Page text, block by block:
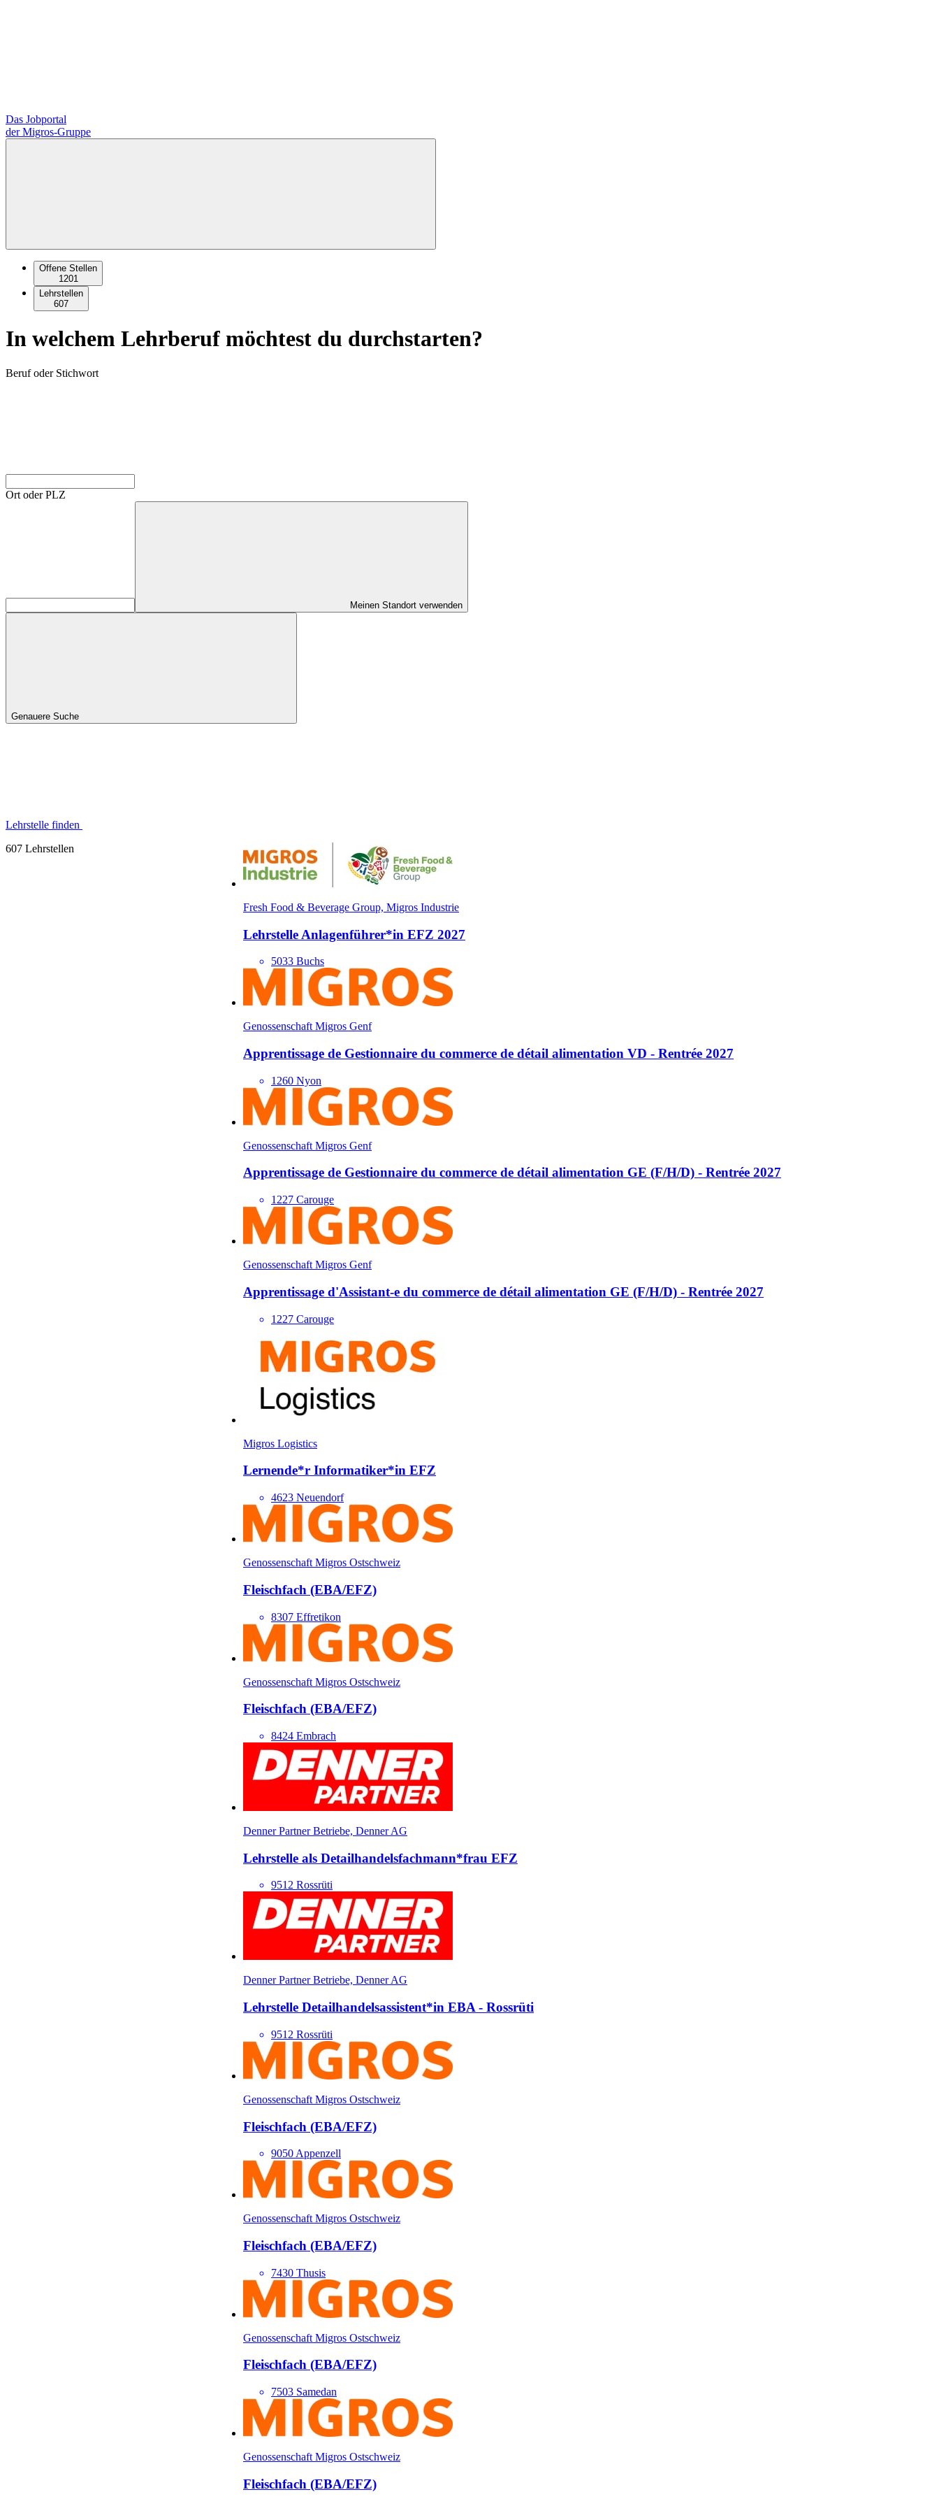
Das Jobportal
der Migros-Gruppe
Offene Stellen
1201
Lehrstellen
607
In welchem Lehrberuf möchtest du durchstarten?
Beruf oder Stichwort
Ort oder PLZ
Meinen Standort verwenden
Genauere Suche
Lehrstelle finden
607 Lehrstellen
Fresh Food & Beverage Group, Migros Industrie
Lehrstelle Anlagenführer*​in EFZ 2027
5033 Buchs
Genossenschaft Migros Genf
Apprentissage de Gestionnaire du commerce de détail alimentation VD - Rentrée 2027
1260 Nyon
Genossenschaft Migros Genf
Apprentissage de Gestionnaire du commerce de détail alimentation GE (F/​H/​D) - Rentrée 2027
1227 Carouge
Genossenschaft Migros Genf
Apprentissage d'Assistant-e du commerce de détail alimentation GE (F/​H/​D) - Rentrée 2027
1227 Carouge
Migros Logistics
Lernende*​r Informati­ker*​in EFZ
4623 Neuendorf
Genossenschaft Migros Ostschweiz
Fleisch­fach (EBA/​EFZ)
8307 Effretikon
Genossenschaft Migros Ostschweiz
Fleisch­fach (EBA/​EFZ)
8424 Embrach
Denner Partner Betriebe, Denner AG
Lehrstelle als Detailhandels­fach­mann*​frau EFZ
9512 Rossrüti
Denner Partner Betriebe, Denner AG
Lehrstelle Detailhandels­assistent*​in EBA - Rossrüti
9512 Rossrüti
Genossenschaft Migros Ostschweiz
Fleisch­fach (EBA/​EFZ)
9050 Appenzell
Genossenschaft Migros Ostschweiz
Fleisch­fach (EBA/​EFZ)
7430 Thusis
Genossenschaft Migros Ostschweiz
Fleisch­fach (EBA/​EFZ)
7503 Samedan
Genossenschaft Migros Ostschweiz
Fleisch­fach (EBA/​EFZ)